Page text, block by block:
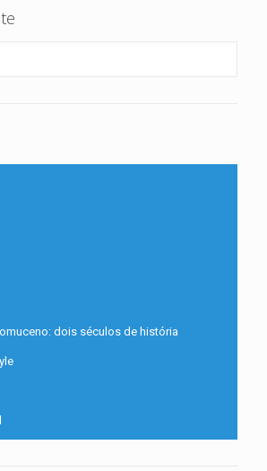
dois séculos de história